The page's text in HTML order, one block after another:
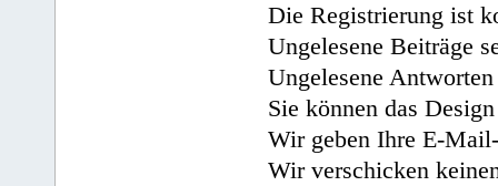
Die Registrierung ist
Ungelesene Beiträge
Ungelesene
Sie können das
Wir geben Ihre E-
Wir verschicken